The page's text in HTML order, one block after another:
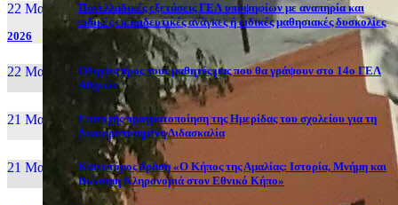
22 Μαι, 26
Πανελλαδικές εξετάσεις ΓΕΛ υποψηφίων με αναπηρία και
ειδικές εκπαιδευτικές ανάγκες ή ειδικές μαθησιακές δυσκολίες
2026
22 Μαι, 26
Οδηγίες προς τους μαθητές μας που θα γράψουν στο 14ο ΓΕΛ
Αθηνών
21 Μαι, 26
Επιτυχής πραγματοποίηση της Ημερίδας του σχολείου για τη
Διαφοροποιημένη Διδασκαλία
21 Μαι, 26
Καινοτόμος δράση «Ο Κήπος της Αμαλίας: Ιστορία, Μνήμη και
Βιώσιμη Κληρονομιά στον Εθνικό Κήπο»